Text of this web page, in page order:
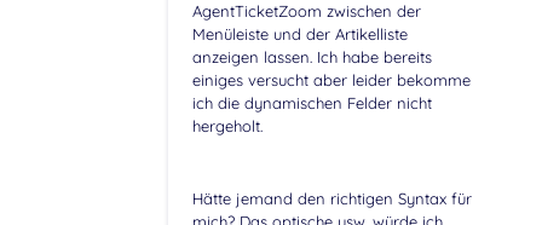
AgentTicketZoom zwischen der
Menüleiste und der Artikelliste
anzeigen lassen. Ich habe bereits
einiges versucht aber leider bekomme
ich die dynamischen Felder nicht
hergeholt.
Hätte jemand den richtigen Syntax für